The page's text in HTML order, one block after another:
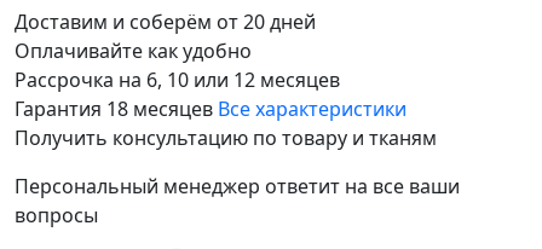
Доставим и соберём от 20 дней
Оплачивайте как удобно
Рассрочка на 6, 10 или 12 месяцев
Гарантия 18 месяцев Все характеристики
Получить консультацию по товару и тканям
Персональный менеджер ответит на все ваши
вопросы